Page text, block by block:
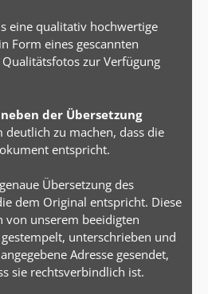
eine qualitativ hochwertige
Form eines gescannten
zur Verfügung
der Übersetzung
deutlich zu machen, dass die
entspricht.
Übersetzung des
dem Original entspricht. Diese
von unserem beeidigten
unterschrieben und
Adresse gesendet,
sie rechtsverbindlich ist.